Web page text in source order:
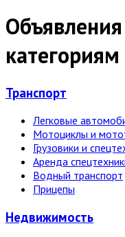
категориям
Транспорт
Легковые
Мотоциклы и
Грузовики и
Аренда
Водный транспорт
Прицепы
Недвижи­мость